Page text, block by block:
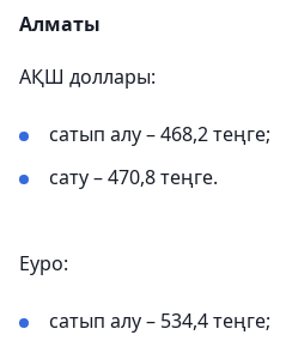
Алматы
АҚШ доллары:
сатып алу – 468,2 теңге;
сату – 470,8 теңге.
Еуро:
сатып алу – 534,4 теңге;